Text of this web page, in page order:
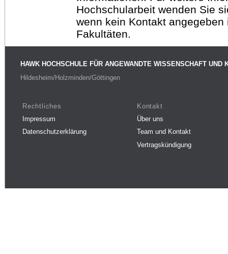
Hochschularbeit wenden Sie
wenn kein Kontakt
Fakultäten.
HAWK HOCHSCHULE FÜR ANGEWANDTE WISSENSCHAFT UND
Hildesheim/Holzminden/Göttingen
Rechtliches
Impressum
Datenschutzerklärung
Kontakt
Über uns
Team und Kontakt
Vertragskündigung